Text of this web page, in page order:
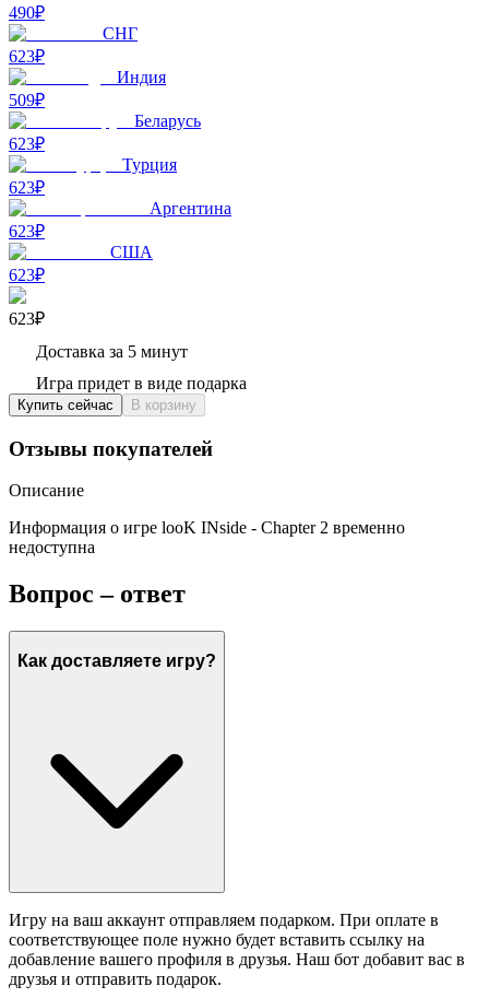
490₽
СНГ
623₽
Индия
509₽
Беларусь
623₽
Турция
623₽
Аргентина
623₽
США
623₽
623₽
Доставка за 5 минут
Игра придет в виде подарка
Купить сейчас В корзину
Отзывы покупателей
Описание
Информация о игре looK INside - Chapter 2 временно
недоступна
Вопрос – ответ
Как доставляете игру?
Игру на ваш аккаунт отправляем подарком. При оплате в
соответствующее поле нужно будет вставить ссылку на
добавление вашего профиля в друзья. Наш бот добавит вас в
друзья и отправить подарок.